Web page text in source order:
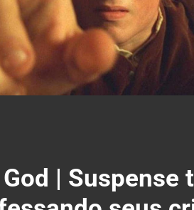
| Suspense